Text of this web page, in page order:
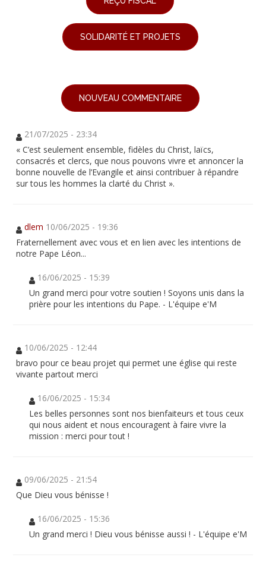
SOLIDARITÉ ET PROJETS
NOUVEAU COMMENTAIRE
21/07/2025 - 23:34
« C’est seulement ensemble, fidèles du Christ, laïcs,
consacrés et clercs, que nous pouvons vivre et annoncer la
bonne nouvelle de l’Evangile et ainsi contribuer à répandre
sur tous les hommes la clarté du Christ ».
dlem 10/06/2025 - 19:36
Fraternellement avec vous et en lien avec les intentions de
notre Pape Léon...
16/06/2025 - 15:39
Un grand merci pour votre soutien ! Soyons unis dans la
prière pour les intentions du Pape. - L'équipe e'M
10/06/2025 - 12:44
bravo pour ce beau projet qui permet une église qui reste
vivante partout merci
16/06/2025 - 15:34
Les belles personnes sont nos bienfaiteurs et tous ceux
qui nous aident et nous encouragent à faire vivre la
mission : merci pour tout !
09/06/2025 - 21:54
Que Dieu vous bénisse !
16/06/2025 - 15:36
Un grand merci ! Dieu vous bénisse aussi ! - L'équipe e'M